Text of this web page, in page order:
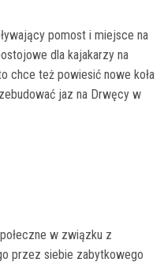
pomost i miejsce na
dla kajakarzy na
chce też powiesić nowe koła
jaz na Drwęcy w
w związku z
przez siebie zabytkowego